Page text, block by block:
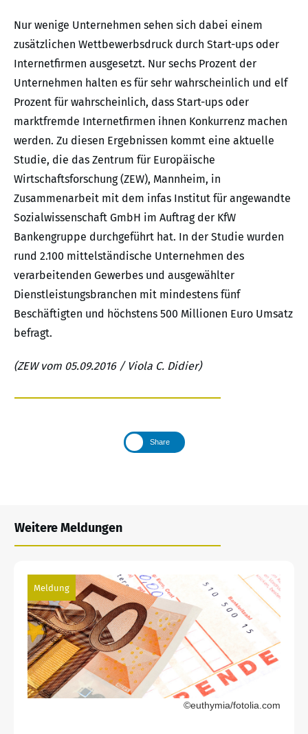
Nur wenige Unternehmen sehen sich dabei einem
zusätzlichen Wettbewerbsdruck durch Start-ups oder
Internetfirmen ausgesetzt. Nur sechs Prozent der
Unternehmen halten es für sehr wahrscheinlich und elf
Prozent für wahrscheinlich, dass Start-ups oder
marktfremde Internetfirmen ihnen Konkurrenz machen
werden. Zu diesen Ergebnissen kommt eine aktuelle
Studie, die das Zentrum für Europäische
Wirtschaftsforschung (ZEW), Mannheim, in
Zusammenarbeit mit dem infas Institut für angewandte
Sozialwissenschaft GmbH im Auftrag der KfW
Bankengruppe durchgeführt hat. In der Studie wurden
rund 2.100 mittelständische Unternehmen des
verarbeitenden Gewerbes und ausgewählter
Dienstleistungsbranchen mit mindestens fünf
Beschäftigten und höchstens 500 Millionen Euro Umsatz
befragt.
(ZEW vom 05.09.2016 / Viola C. Didier)
Share
Weitere Meldungen
Meldung
©euthymia/fotolia.com